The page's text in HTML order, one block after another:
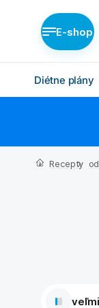
E-shop
Diétne plány
Nízka nadváha
Recepty